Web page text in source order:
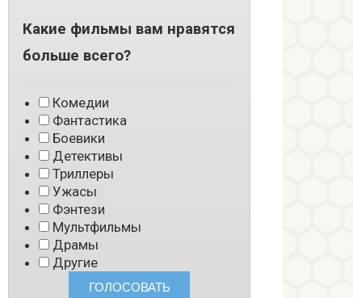
Какие фильмы вам нравятся
больше всего?
Комедии
Фантастика
Боевики
Детективы
Триллеры
Ужасы
Фэнтези
Мультфильмы
Драмы
Другие